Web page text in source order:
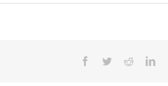
Facebook
TwitterReddit